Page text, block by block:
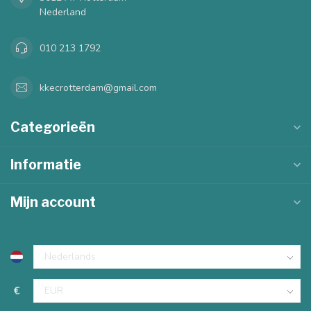
Nederland
010 213 1792
kkecrotterdam@gmail.com
Categorieën
Informatie
Mijn account
€